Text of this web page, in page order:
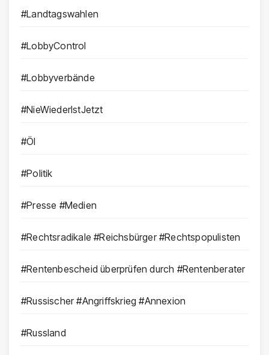
#Landtagswahlen
#LobbyControl
#Lobbyverbände
#NieWiederIstJetzt
#Öl
#Politik
#Presse #Medien
#Rechtsradikale #Reichsbürger #Rechtspopulisten
#Rentenbescheid überprüfen durch #Rentenberater
#Russischer #Angriffskrieg #Annexion
#Russland